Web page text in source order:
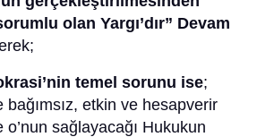
olan Yargı’dır” Devam
temel sorunu ise;
bağımsız, etkin ve hesapverir
o’nun sağlayacağı Hukukun